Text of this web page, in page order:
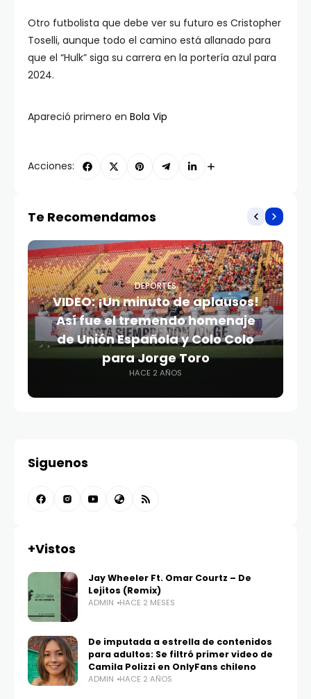
Otro futbolista que debe ver su futuro es Cristopher
Toselli, aunque todo el camino está allanado para
que el “Hulk” siga su carrera en la portería azul para
2024.
Apareció primero en Bola Vip
Acciones:
Te Recomendamos
DEPORTES
VIDEO: ¡Un minuto de aplausos!
Así fue el tremendo homenaje
de Unión Española y Colo Colo
para Jorge Toro
HACE 2 AÑOS
Siguenos
+Vistos
Jay Wheeler Ft. Omar Courtz – De
Lejitos (Remix)
ADMIN HACE 2 MESES
De imputada a estrella de contenidos
para adultos: Se filtró primer video de
Camila Polizzi en OnlyFans chileno
ADMIN HACE 2 AÑOS